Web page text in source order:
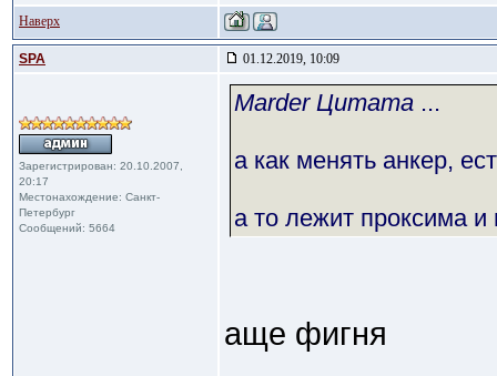
Наверх
SPA 01.12.2019, 10:09
Зарегистрирован: 20.10.2007,
20:17
Местонахождение: Санкт-
Петербург
Сообщений: 5664
Marder Цитата ...
а как менять анкер,
а то лежит проксима и
аще фигня